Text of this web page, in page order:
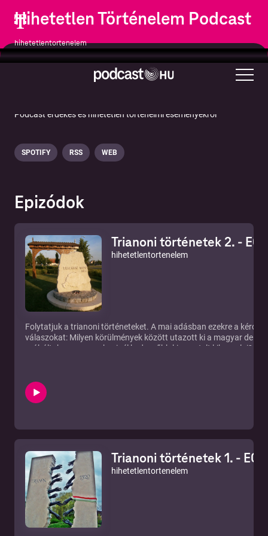
Hihetetlen Történelem Podcast
hihetetlentortenelem
Történelem Társadalom és kultúra
Podcast érdekes és hihetetlen történelmi eseményekről
SPOTIFY RSS WEB
Epizódok
Trianoni történetek 2. - E07
hihetetlentortenelem
Folytatjuk a trianoni történeteket. A mai adásban ezekre a
válaszokat: Milyen körülmények között utazott ki a magyar
próbáltak a magyarok minél kedvezőbb kimenetelt kiharcolni?
Magazin: 2014/6Rubicon Magazin: 2020/1-2Harry Hill
módraRaffay Ernő: Trianon titkaiAblonczy Balázs: Trianon
Honlap: https://hihetetlentortenelem.podbean.com/E-mail cím:
Hirdetés és együttműködés:hallgatom@betonenetwork.hu
Trianoni történetek 1. - E06
hihetetlentortenelem